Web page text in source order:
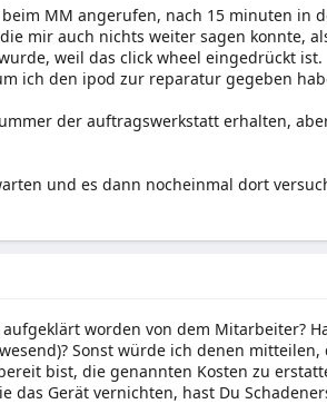
MM angerufen, nach 15 minuten in
mir auch nichts weiter sagen konnte,
weil das click wheel eingedrückt ist.
ich den ipod zur reparatur gegeben
der auftragswerkstatt erhalten,
und es dann nocheinmal dort
worden von dem Mitarbeiter?
Sonst würde ich denen
bist, die genannten Kosten zu
das Gerät vernichten, hast Du